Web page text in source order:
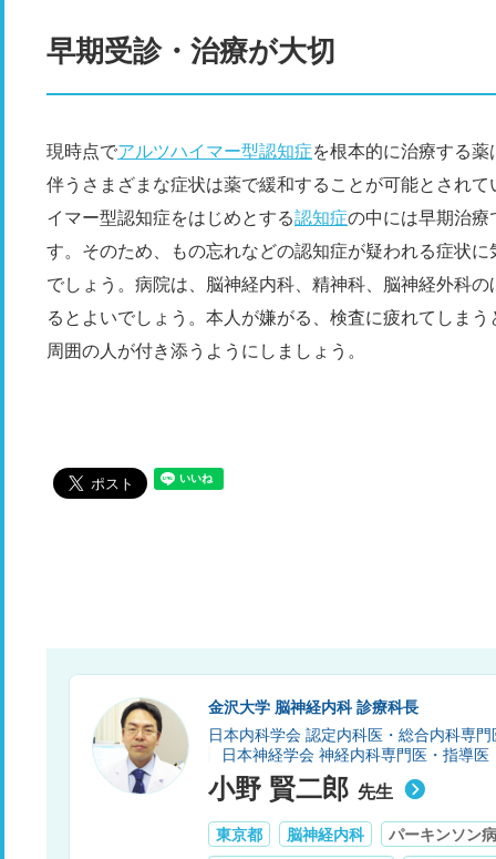
早期受診・治療が大切
現時点でアルツハイマー型認知症を根本的に治療する
伴うさまざまな症状は薬で緩和することが可能とされ
イマー型認知症をはじめとする認知症の中には早期治療
す。そのため、もの忘れなどの認知症が疑われる症状
でしょう。病院は、脳神経内科、精神科、脳神経外科
るとよいでしょう。本人が嫌がる、検査に疲れてしま
周囲の人が付き添うようにしましょう。
金沢大学 脳神経内科 診療科長
日本内科学会 認定内科医・総合内科専
日本神経学会 神経内科専門医・指導医
小野 賢二郎 先生
東京都 脳神経内科
パーキンソン病